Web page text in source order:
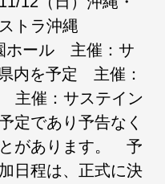
トラ沖縄
ホール 主催：サ
内を予定 主催：
主催：サステイン
定であり予告なく
があります。 予
日程は、正式に決